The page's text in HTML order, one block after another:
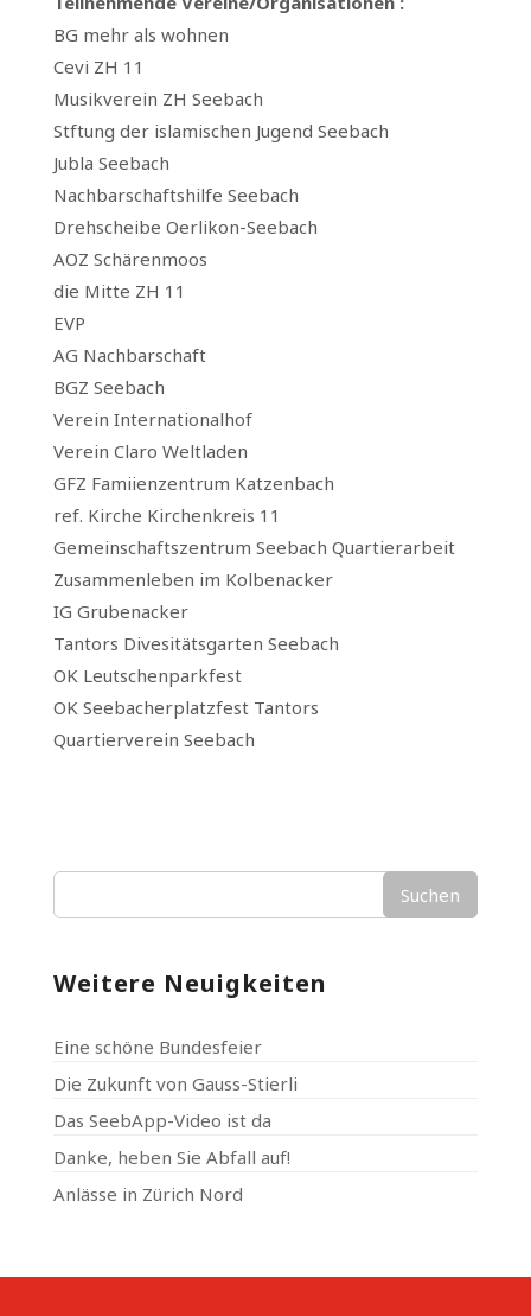
BG mehr als wohnen
Cevi ZH 11
Musikverein ZH Seebach
Stftung der islamischen Jugend Seebach
Jubla Seebach
Nachbarschaftshilfe Seebach
Drehscheibe Oerlikon-Seebach
AOZ Schärenmoos
die Mitte ZH 11
EVP
AG Nachbarschaft
BGZ Seebach
Verein Internationalhof
Verein Claro Weltladen
GFZ Famiienzentrum Katzenbach
ref. Kirche Kirchenkreis 11
Gemeinschaftszentrum Seebach Quartierarbeit
Zusammenleben im Kolbenacker
IG Grubenacker
Tantors Divesitätsgarten Seebach
OK Leutschenparkfest
OK Seebacherplatzfest Tantors
Quartierverein Seebach
Suchen
Weitere Neuigkeiten
Eine schöne Bundesfeier
Die Zukunft von Gauss-Stierli
Das SeebApp-Video ist da
Danke, heben Sie Abfall auf!
Anlässe in Zürich Nord